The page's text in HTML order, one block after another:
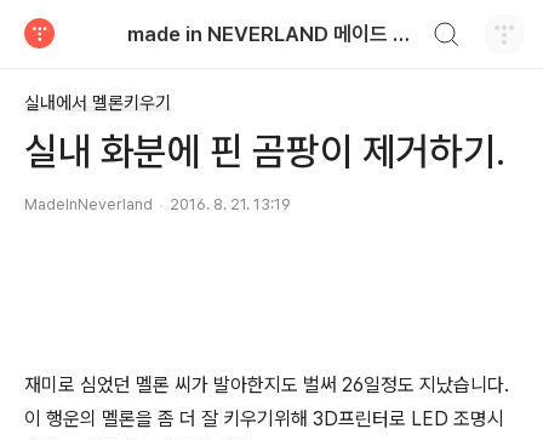
made in NEVERLAND 메이드 인 네버랜드
실내에서 멜론키우기
실내 화분에 핀 곰팡이 제거하기.
MadeInNeverland 2016. 8. 21. 13:19
재미로 심었던 멜론 씨가 발아한지도 벌써 26일정도 지났습니다.
이 행운의 멜론을 좀 더 잘 키우기위해 3D프린터로 LED 조명시